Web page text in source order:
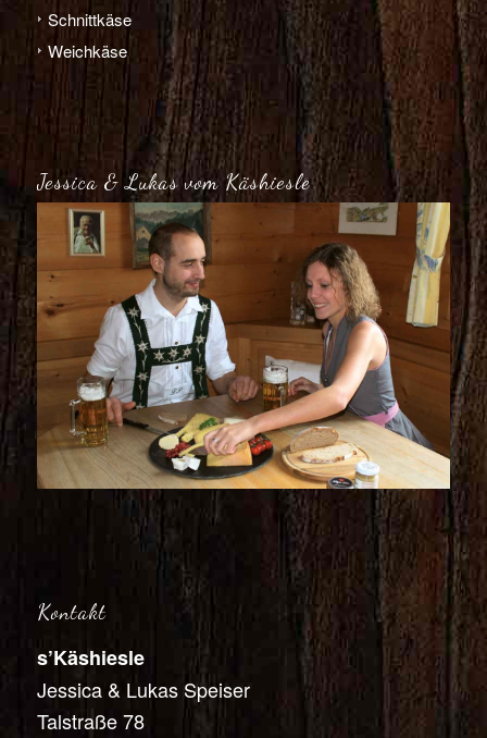
Schnitt­­käse
Weich­­käse
Jessica & Lukas vom Käshiesle
Kontakt
s’Käshiesle
Jessica & Lukas Speiser
Talstraße 78